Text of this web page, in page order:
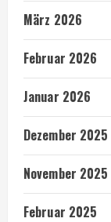
März 2026
Februar 2026
Januar 2026
Dezember 2025
November 2025
Februar 2025